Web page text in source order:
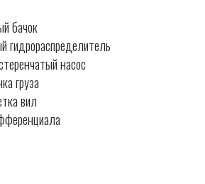
бачок
гидрораспределитель
насос
груза
вил